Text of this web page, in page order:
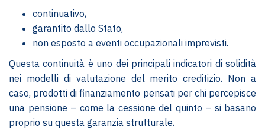
continuativo,
garantito dallo Stato,
non esposto a eventi occupazionali imprevisti.
Questa continuità è uno dei principali indicatori di solidità
nei modelli di valutazione del merito creditizio. Non a
caso, prodotti di finanziamento pensati per chi percepisce
una pensione – come la cessione del quinto – si basano
proprio su questa garanzia strutturale.